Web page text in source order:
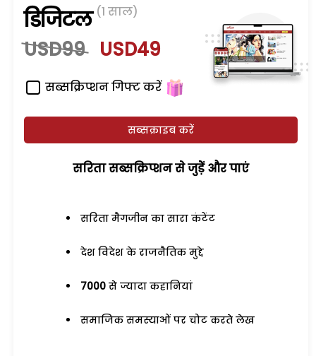
डिजिटल (1 साल)
USD99 USD49
सब्सक्रिप्शन गिफ्ट करें
सब्सक्राइब करें
सरिता सब्सक्रिप्शन से जुड़ेें और पाएं
सरिता मैगजीन का सारा कंटेंट
देश विदेश के राजनैतिक मुद्दे
7000 से ज्यादा कहानियां
समाजिक समस्याओं पर चोट करते लेख